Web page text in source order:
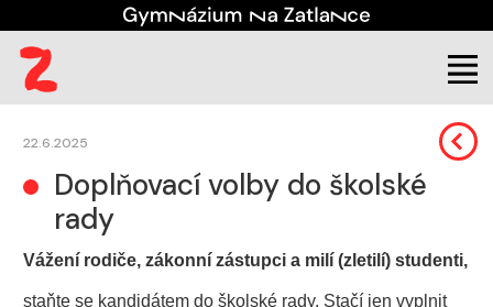
Aktuality
22.6.2025
Doplňovací volby do školské
rady
Vážení rodiče, zákonní zástupci a milí (zletilí) studenti,
staňte se kandidátem do školské rady. Stačí jen vyplnit